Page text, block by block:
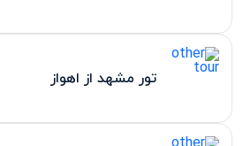
تور مشهد از اهواز